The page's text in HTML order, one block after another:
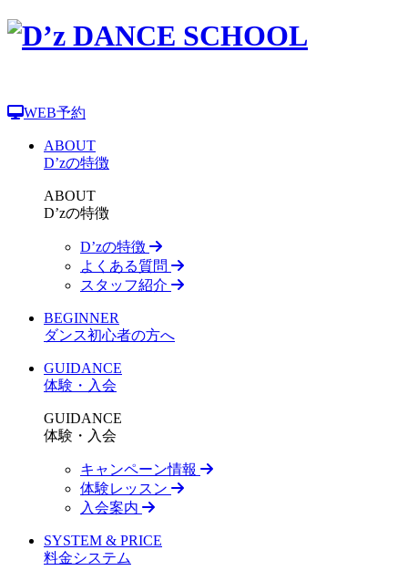
WEB予約
ABOUT
D’zの特徴
ABOUT
D’zの特徴
D’zの特徴
よくある質問
スタッフ紹介
BEGINNER
ダンス初心者の方へ
GUIDANCE
体験・入会
GUIDANCE
体験・入会
キャンペーン情報
体験レッスン
入会案内
SYSTEM & PRICE
料金システム